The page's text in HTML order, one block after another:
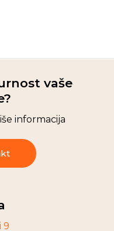
vaše
informacija
9